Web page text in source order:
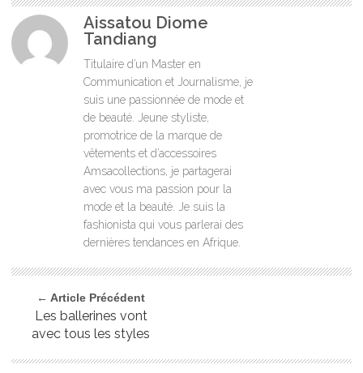
Aissatou Diome
Tandiang
Titulaire d’un Master en
Communication et Journalisme, je
suis une passionnée de mode et
de beauté. Jeune styliste,
promotrice de la marque de
vêtements et d’accessoires
Amsacollections, je partagerai
avec vous ma passion pour la
mode et la beauté. Je suis la
fashionista qui vous parlerai des
dernières tendances en Afrique.
← Article Précédent
Les ballerines vont
avec tous les styles